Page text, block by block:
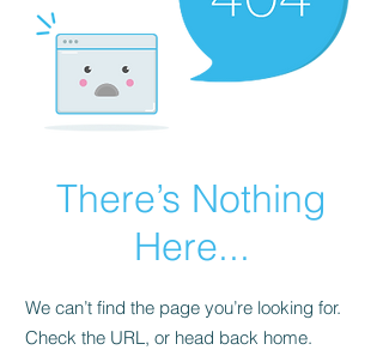
There’s Nothing
Here...
We can’t find the page you’re looking for.
Check the URL, or head back home.